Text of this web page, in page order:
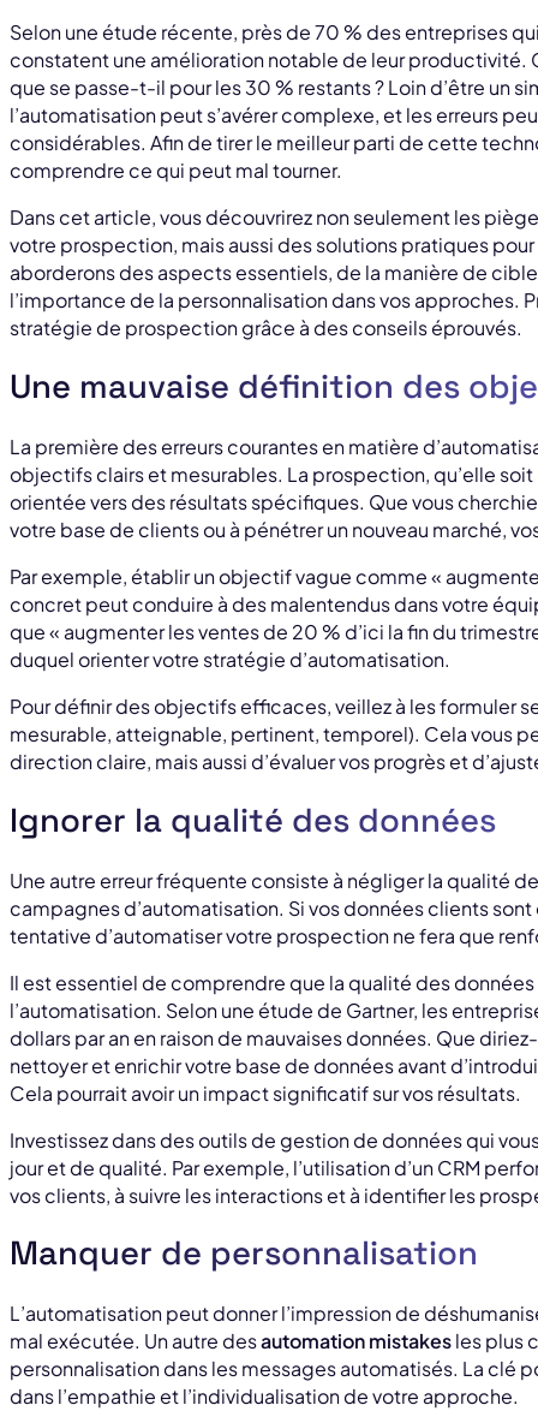
Selon une étude récente, près de 70 % des entreprises
constatent une amélioration notable de leur productivité.
que se passe-t-il pour les 30 % restants ? Loin d’être un
l’automatisation peut s’avérer complexe, et les erreurs
considérables. Afin de tirer le meilleur parti de cette
comprendre ce qui peut mal tourner.
Dans cet article, vous découvrirez non seulement les
votre prospection, mais aussi des solutions pratiques
aborderons des aspects essentiels, de la manière de
l’importance de la personnalisation dans vos approches.
stratégie de prospection grâce à des conseils éprouvés.
Une mauvaise définition des
La première des erreurs courantes en matière
objectifs clairs et mesurables. La prospection, qu’elle
orientée vers des résultats spécifiques. Que vous
votre base de clients ou à pénétrer un nouveau marché,
Par exemple, établir un objectif vague comme «
concret peut conduire à des malentendus dans votre
que « augmenter les ventes de 20 % d’ici la fin du
duquel orienter votre stratégie d’automatisation.
Pour définir des objectifs efficaces, veillez à les formuler
mesurable, atteignable, pertinent, temporel). Cela vous
direction claire, mais aussi d’évaluer vos progrès et
Ignorer la qualité des données
Une autre erreur fréquente consiste à négliger la qualité
campagnes d’automatisation. Si vos données clients
tentative d’automatiser votre prospection ne fera que
Il est essentiel de comprendre que la qualité des
l’automatisation. Selon une étude de Gartner, les
dollars par an en raison de mauvaises données. Que
nettoyer et enrichir votre base de données avant
Cela pourrait avoir un impact significatif sur vos résultats.
Investissez dans des outils de gestion de données qui
jour et de qualité. Par exemple, l’utilisation d’un CRM
vos clients, à suivre les interactions et à identifier les
Manquer de personnalisation
L’automatisation peut donner l’impression de
mal exécutée. Un autre desautomation mistakesles plus
personnalisation dans les messages automatisés. La clé
dans l’empathie et l’individualisation de votre approche.